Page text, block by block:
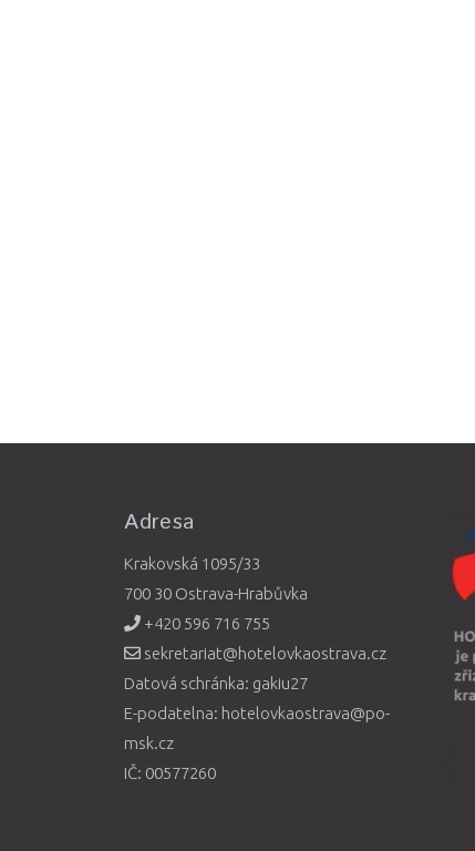
Adresa
Krakovská 1095/33
700 30 Ostrava-Hrabůvka
+420 596 716 755
sekretariat@hotelovkaostrava.cz
Datová schránka: gakiu27
E-podatelna: hotelovkaostrava@po-
msk.cz
IČ: 00577260